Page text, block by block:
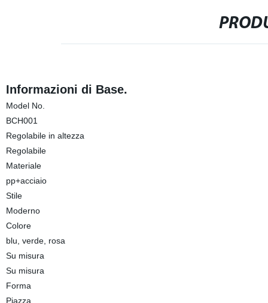
Informazioni di Base.
Model No.
BCH001
Regolabile in altezza
Regolabile
Materiale
pp+acciaio
Stile
Moderno
Colore
blu, verde, rosa
Su misura
Su misura
Forma
Piazza